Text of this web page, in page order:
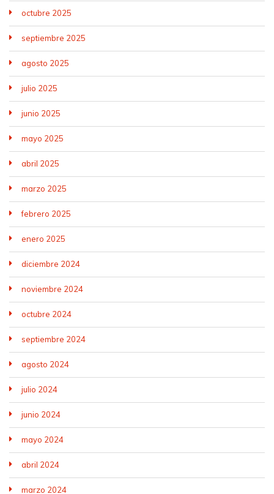
octubre 2025
septiembre 2025
agosto 2025
julio 2025
junio 2025
mayo 2025
abril 2025
marzo 2025
febrero 2025
enero 2025
diciembre 2024
noviembre 2024
octubre 2024
septiembre 2024
agosto 2024
julio 2024
junio 2024
mayo 2024
abril 2024
marzo 2024